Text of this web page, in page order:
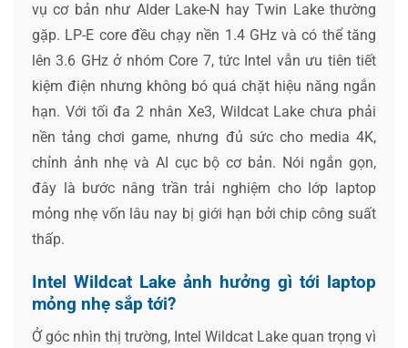
vụ cơ bản như Alder Lake-N hay Twin Lake thường
gặp. LP-E core đều chạy nền 1.4 GHz và có thể tăng
lên 3.6 GHz ở nhóm Core 7, tức Intel vẫn ưu tiên tiết
kiệm điện nhưng không bó quá chặt hiệu năng ngắn
hạn. Với tối đa 2 nhân Xe3, Wildcat Lake chưa phải
nền tảng chơi game, nhưng đủ sức cho media 4K,
chỉnh ảnh nhẹ và AI cục bộ cơ bản. Nói ngắn gọn,
đây là bước nâng trần trải nghiệm cho lớp laptop
mỏng nhẹ vốn lâu nay bị giới hạn bởi chip công suất
thấp.
Intel Wildcat Lake ảnh hưởng gì tới laptop
mỏng nhẹ sắp tới?
Ở góc nhìn thị trường, Intel Wildcat Lake quan trọng vì